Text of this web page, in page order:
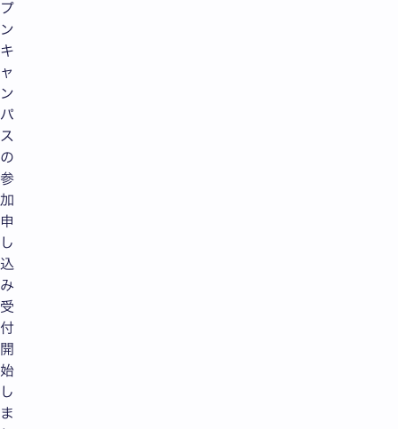
プ
ン
キ
ャ
ン
パ
ス
の
参
加
申
し
込
み
受
付
開
始
し
ま